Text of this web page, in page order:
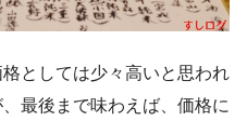
としては少々高いと思われ
最後まで味わえば、価格に